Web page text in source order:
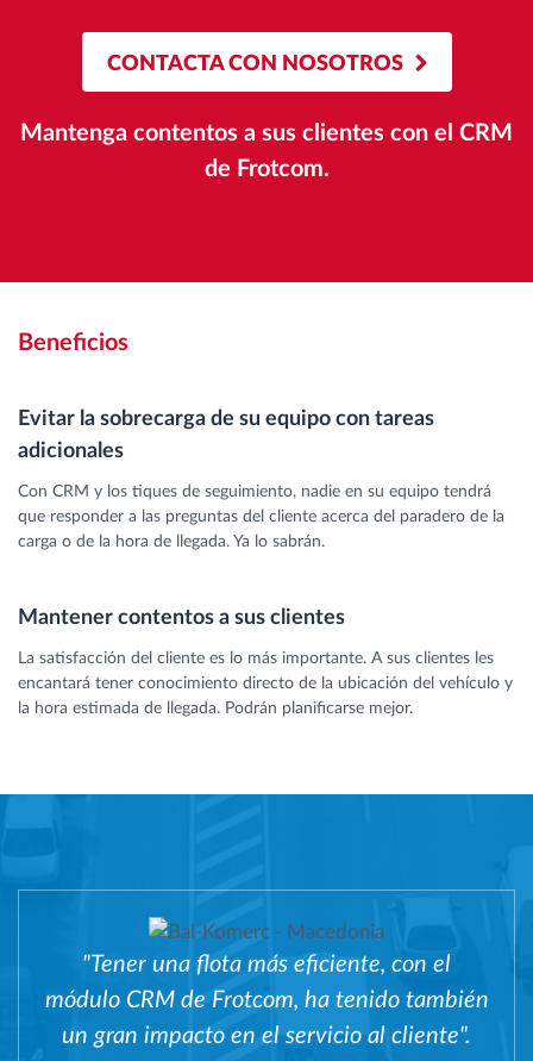
CONTACTA CON NOSOTROS
Mantenga contentos a sus clientes con el CRM
de Frotcom.
Beneficios
Evitar la sobrecarga de su equipo con tareas
adicionales
Con CRM y los tiques de seguimiento, nadie en su equipo tendrá
que responder a las preguntas del cliente acerca del paradero de la
carga o de la hora de llegada. Ya lo sabrán.
Mantener contentos a sus clientes
La satisfacción del cliente es lo más importante. A sus clientes les
encantará tener conocimiento directo de la ubicación del vehículo y
la hora estimada de llegada. Podrán planificarse mejor.
"Tener una flota más eficiente, con el
módulo CRM de Frotcom, ha tenido también
un gran impacto en el servicio al cliente".